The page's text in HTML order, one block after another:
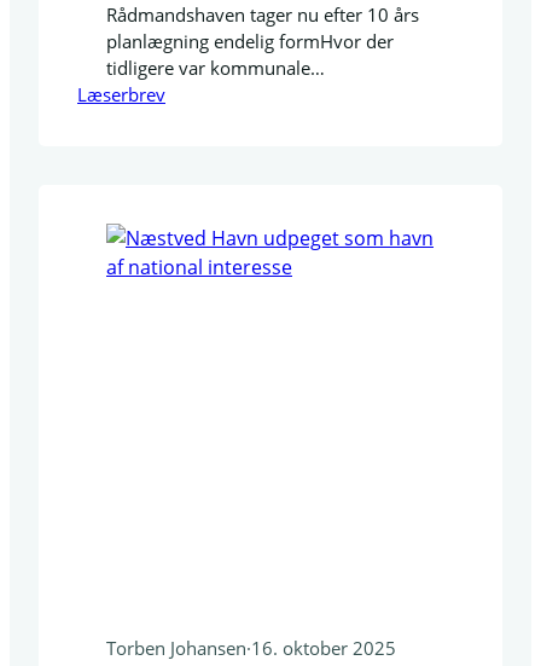
Rådmandshaven tager nu efter 10 års
planlægning endelig formHvor der
tidligere var kommunale
parkeringspladser, skabes nu et
området til en moderne bydel, hvor
natur, arkitektur og fællesskab mødes.
Her opføres: Et sted, hvor Næstveds
Læserbrev
Torben Johansen·16. oktober 2025